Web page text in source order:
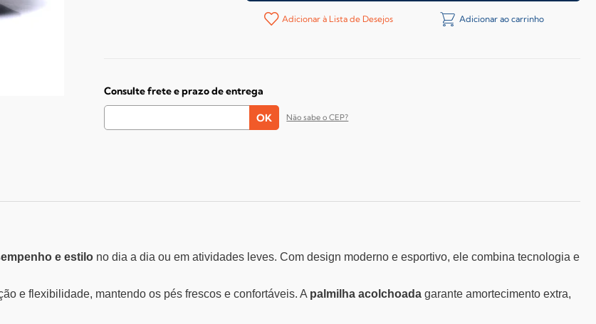
Adicionar à Lista de Desejos Adicionar ao carrinho
Consulte frete e prazo de entrega
Não sabe o CEP?
e estilo no dia a dia ou em atividades leves. Com design moderno e esportivo, ele combina tecnologia e
e flexibilidade, mantendo os pés frescos e confortáveis. A palmilha acolchoada garante amortecimento extra,